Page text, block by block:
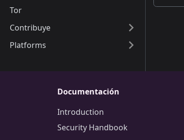
Tor
Contribuye
Platforms
Documentación
Introduction
Security Handbook